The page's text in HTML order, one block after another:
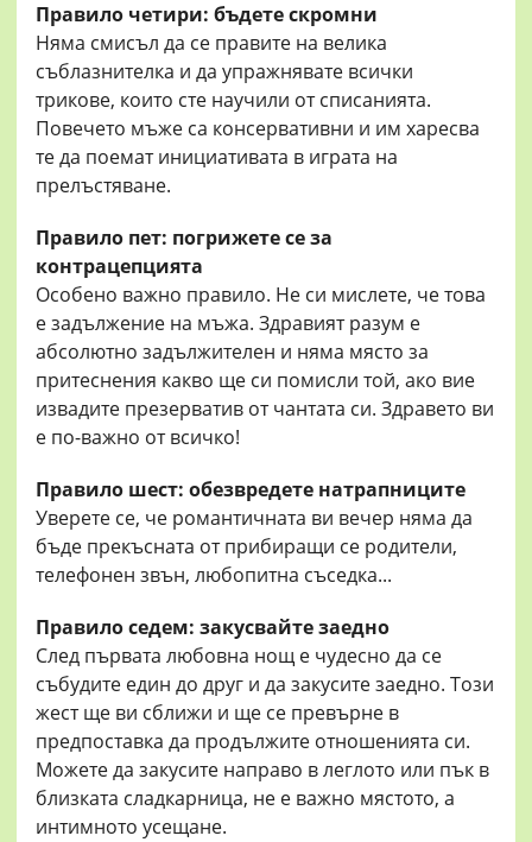
Правило четири: бъдете скромни
Няма смисъл да се правите на велика
съблазнителка и да упражнявате всички
трикове, които сте научили от списанията.
Повечето мъже са консервативни и им харесва
те да поемат инициативата в играта на
прелъстяване.
Правило пет: погрижете се за
контрацепцията
Особено важно правило. Не си мислете, че това
е задължение на мъжа. Здравият разум е
абсолютно задължителен и няма място за
притеснения какво ще си помисли той, ако вие
извадите презерватив от чантата си. Здравето ви
е по-важно от всичко!
Правило шест: обезвредете натрапниците
Уверете се, че романтичната ви вечер няма да
бъде прекъсната от прибиращи се родители,
телефонен звън, любопитна съседка...
Правило седем: закусвайте заедно
След първата любовна нощ е чудесно да се
събудите един до друг и да закусите заедно. Този
жест ще ви сближи и ще се превърне в
предпоставка да продължите отношенията си.
Можете да закусите направо в леглото или пък в
близката сладкарница, не е важно мястото, а
интимното усещане.